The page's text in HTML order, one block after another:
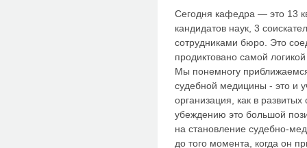
Сегодня кафедра — это 13
кандидатов наук, 3
сотрудниками бюро. Это
продиктовано самой
Мы понемногу
судебной медицины - это и
организация, как в
убеждению это большой
на становление судебно-
до того момента, когда он